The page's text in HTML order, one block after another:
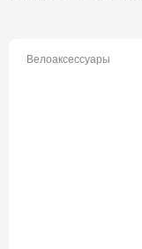
Велоаксессуары